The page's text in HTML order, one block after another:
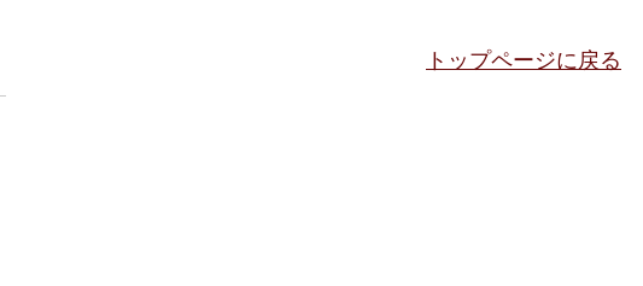
トップページに戻る